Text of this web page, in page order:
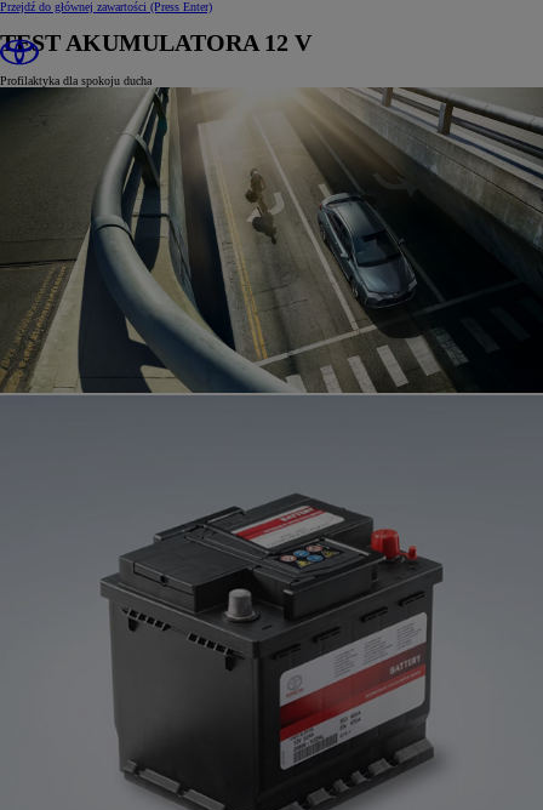
Przejdź do głównej zawartości (Press Enter)
TEST AKUMULATORA 12 V
Profilaktyka dla spokoju ducha